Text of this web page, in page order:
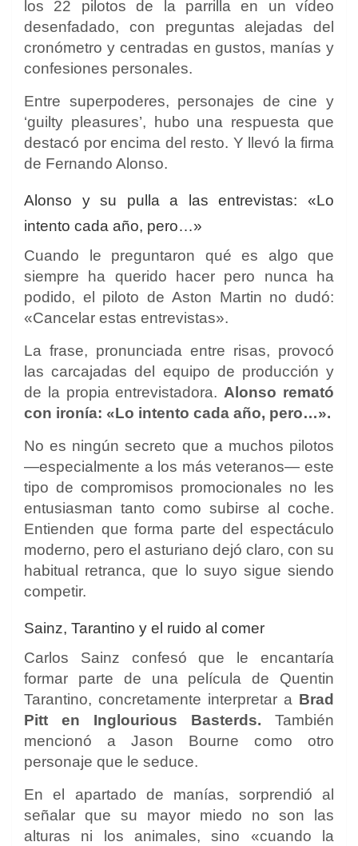
los 22 pilotos de la parrilla en un vídeo
desenfadado, con preguntas alejadas del
cronómetro y centradas en gustos, manías y
confesiones personales.
Entre superpoderes, personajes de cine y
‘guilty pleasures’, hubo una respuesta que
destacó por encima del resto. Y llevó la firma
de Fernando Alonso.
Alonso y su pulla a las entrevistas: «Lo
intento cada año, pero…»
Cuando le preguntaron qué es algo que
siempre ha querido hacer pero nunca ha
podido, el piloto de Aston Martin no dudó:
«Cancelar estas entrevistas».
La frase, pronunciada entre risas, provocó
las carcajadas del equipo de producción y
de la propia entrevistadora. Alonso remató
con ironía: «Lo intento cada año, pero…».
No es ningún secreto que a muchos pilotos
—especialmente a los más veteranos— este
tipo de compromisos promocionales no les
entusiasman tanto como subirse al coche.
Entienden que forma parte del espectáculo
moderno, pero el asturiano dejó claro, con su
habitual retranca, que lo suyo sigue siendo
competir.
Sainz, Tarantino y el ruido al comer
Carlos Sainz confesó que le encantaría
formar parte de una película de Quentin
Tarantino, concretamente interpretar a Brad
Pitt en Inglourious Basterds. También
mencionó a Jason Bourne como otro
personaje que le seduce.
En el apartado de manías, sorprendió al
señalar que su mayor miedo no son las
alturas ni los animales, sino «cuando la